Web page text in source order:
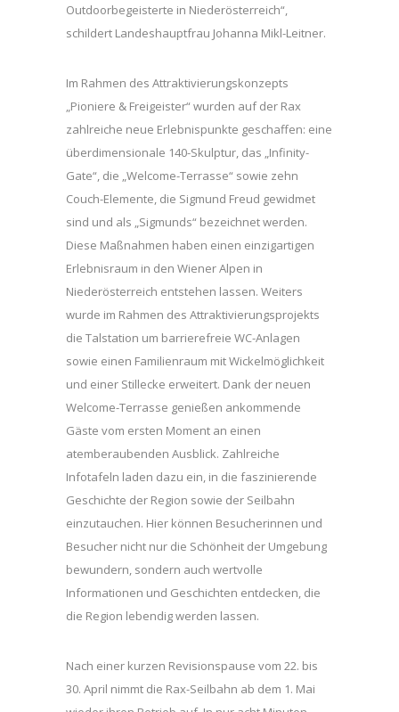
Outdoorbegeisterte in Niederösterreich“,
schildert Landeshauptfrau Johanna Mikl-Leitner.
Im Rahmen des Attraktivierungskonzepts
„Pioniere & Freigeister“ wurden auf der Rax
zahlreiche neue Erlebnispunkte geschaffen: eine
überdimensionale 140-Skulptur, das „Infinity-
Gate“, die „Welcome-Terrasse“ sowie zehn
Couch-Elemente, die Sigmund Freud gewidmet
sind und als „Sigmunds“ bezeichnet werden.
Diese Maßnahmen haben einen einzigartigen
Erlebnisraum in den Wiener Alpen in
Niederösterreich entstehen lassen. Weiters
wurde im Rahmen des Attraktivierungsprojekts
die Talstation um barrierefreie WC-Anlagen
sowie einen Familienraum mit Wickelmöglichkeit
und einer Stillecke erweitert. Dank der neuen
Welcome-Terrasse genießen ankommende
Gäste vom ersten Moment an einen
atemberaubenden Ausblick. Zahlreiche
Infotafeln laden dazu ein, in die faszinierende
Geschichte der Region sowie der Seilbahn
einzutauchen. Hier können Besucherinnen und
Besucher nicht nur die Schönheit der Umgebung
bewundern, sondern auch wertvolle
Informationen und Geschichten entdecken, die
die Region lebendig werden lassen.
Nach einer kurzen Revisionspause vom 22. bis
30. April nimmt die Rax-Seilbahn ab dem 1. Mai